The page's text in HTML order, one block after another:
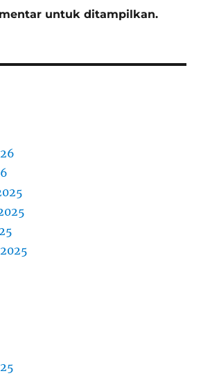
untuk ditampilkan.